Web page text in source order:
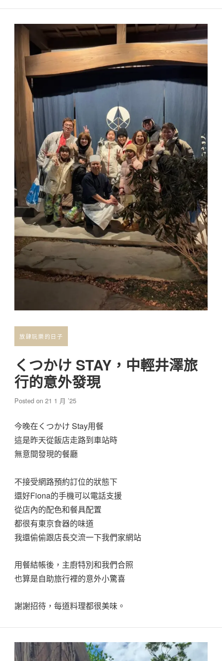
放肆玩樂的日子
くつかけ STAY，中輕井澤旅
行的意外發現
Posted on21 1 月 ’25
今晚在くつかけ Stay用餐
這是昨天從飯店走路到車站時
無意間發現的餐廳
不接受網路預約訂位的狀態下
還好Fiona的手機可以電話支援
從店內的配色和餐具配置
都很有東京食器的味道
我還偷偷跟店長交流一下我們家網站
用餐結帳後，主廚特別和我們合照
也算是自助旅行裡的意外小驚喜
謝謝招待，每道料理都很美味。